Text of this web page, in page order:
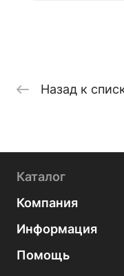
Назад к
Каталог
Компания
Информация
Помощь